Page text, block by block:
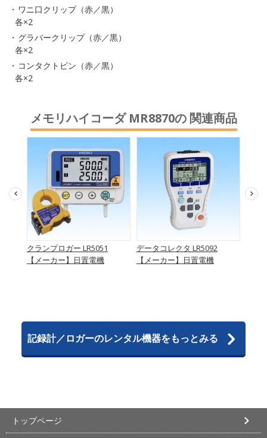
ワニ口クリップ（赤／黒）
各×2
グラバークリップ（赤／黒）
各×2
コンタクトピン（赤／黒）
各×2
メモリハイコーダ MR8870の 関連商品
クランプロガー LR5051
【メーカー】日置電機
データコレクタ LR5092
【メーカー】日置電機
記録計／ロガーのレンタル機器をもっとみる
トップページ